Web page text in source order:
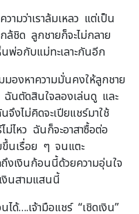
ามว่าเราล้มเหลว แต่เป็น
ล้ชิด ลูกชายก็จะไม่กลาย
นพ่อกับแม่ทะเลาะกันอีก
มองหาความมั่นคงให้ลูกชาย
ฉันตัดสินใจลองเล่นดู และ
งไม่คิดจะเปียแชร์มาใช้
ไหว ฉันก็จะอาสาซื้อต่อ
ขึ้นเรื่อย ๆ จนแตะ
งเงินก้อนนี้ด้วยความอุ่นใจ
งินสามแสนนี้
ด้….เจ้ามือแชร์ “เชิดเงิน”